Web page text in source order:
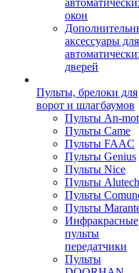
окон
аксессуары для
дверей
Пульты, брелоки для
ворот и шлагбаумов
Пульты An-
Пульты Came
Пульты FAAC
Пульты Genius
Пульты Nice
Пульты Alutech
Пульты
Пульты
Инфракрасные
пульты
передатчики
Пульты